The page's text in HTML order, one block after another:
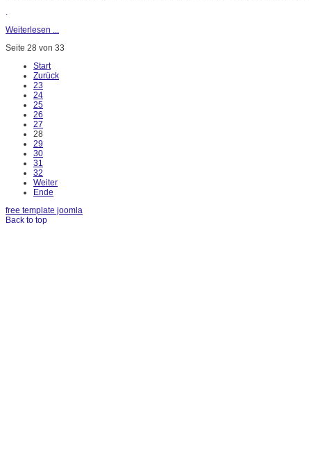
.
Weiterlesen ...
Seite 28 von 33
Start
Zurück
23
24
25
26
27
28
29
30
31
32
Weiter
Ende
free template joomla
Back to top